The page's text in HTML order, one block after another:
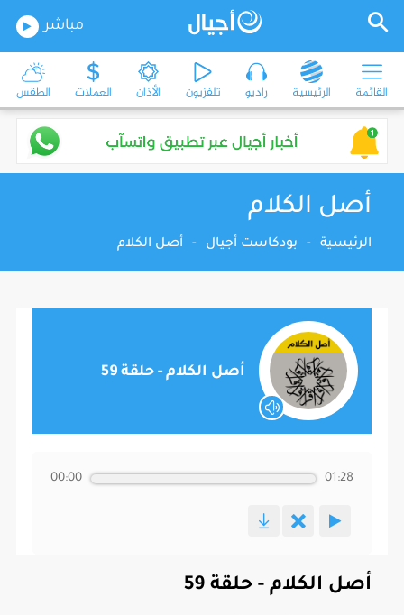
مباشر
القائمة الرئيسية راديو تلفزيون الأذان العملات الطقس
أصل الكلام
الرئيسية - بودكاست أجيال - أصل الكلام
أصل الكلام - حلقة 59
00:00 01:28
أصل الكلام - حلقة 59